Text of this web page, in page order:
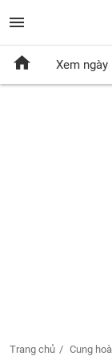
Xem ngày
Trang chủ Cung